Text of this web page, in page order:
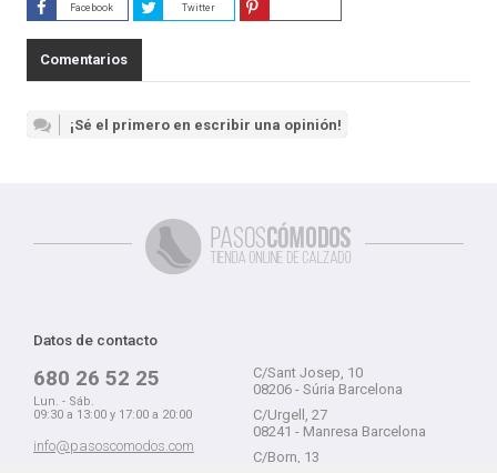
Facebook Twitter
Comentarios
¡Sé el primero en escribir una opinión!
Datos de contacto
680 26 52 25
Lun. - Sáb.
09:30 a 13:00 y 17:00 a 20:00
info@pasoscomodos.com
C/Sant Josep, 10
08206 - Súria Barcelona
C/Urgell, 27
08241 - Manresa Barcelona
C/Born, 13